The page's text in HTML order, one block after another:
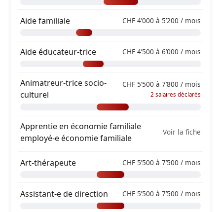
Aide familiale CHF 4’000 à 5’200 / mois
Aide éducateur-trice CHF 4’500 à 6’000 / mois
Animatreur-trice socio-
culturel
CHF 5’500 à 7’800 / mois
2 salaires déclarés
Apprentie en économie familiale
employé-e économie familiale
Voir la fiche
Art-thérapeute CHF 5’500 à 7’500 / mois
Assistant-e de direction CHF 5’500 à 7’500 / mois